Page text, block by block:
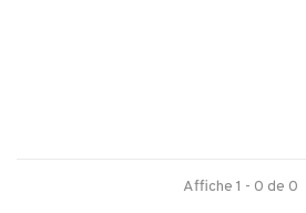
Affiche 1 - 0 de 0